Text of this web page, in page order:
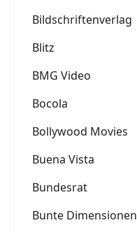
Bildschriftenverlag
Blitz
BMG Video
Bocola
Bollywood Movies
Buena Vista
Bundesrat
Bunte Dimensionen